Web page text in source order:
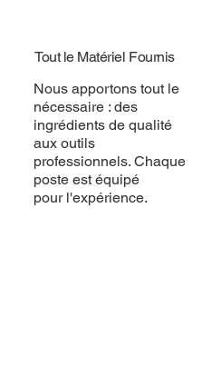
Tout le Matériel Fournis
Nous apportons tout le
nécessaire : des
ingrédients de qualité
aux outils
professionnels. Chaque
poste est équipé
pour l'expérience.